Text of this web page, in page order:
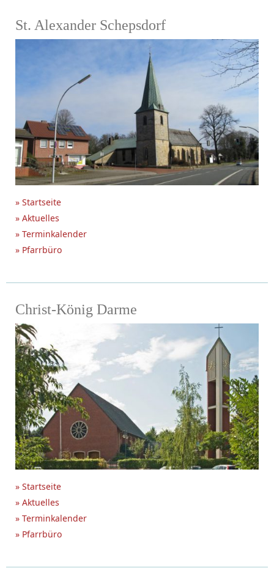
St. Alexander Schepsdorf
» Startseite
» Aktuelles
» Terminkalender
» Pfarrbüro
Christ-König Darme
» Startseite
» Aktuelles
» Terminkalender
» Pfarrbüro